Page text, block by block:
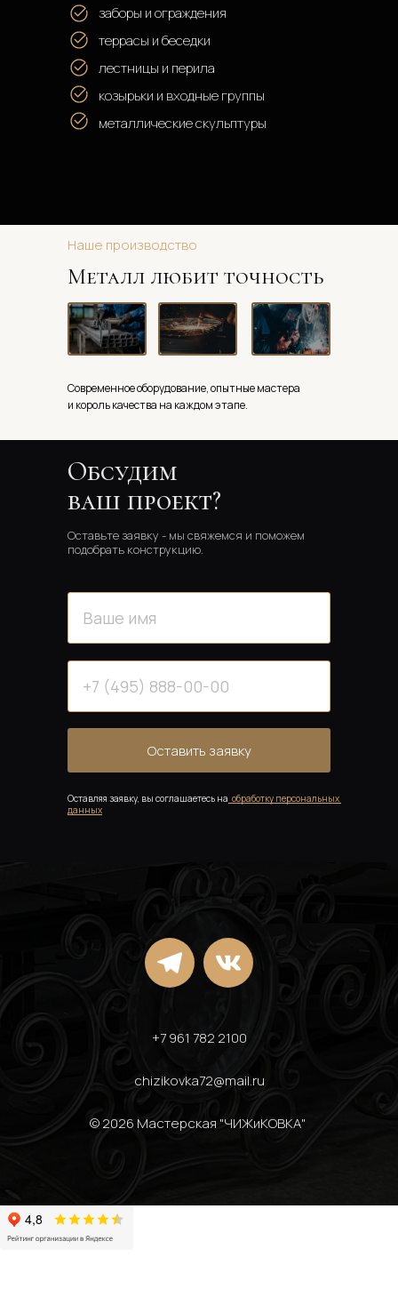
заборы и ограждения
террасы и беседки
лестницы и перила
козырьки и входные группы
металлические скульптуры
Наше производство
Металл любит точность
Современное оборудование, опытные мастера
и король качества на каждом этапе.
Обсудим
ваш проект?
Оставьте заявку - мы свяжемся и поможем
подобрать конструкцию.
Оставить заявку
Оставляя заявку, вы соглашаетесь на обработку персональных
данных
+7 961 782 2100
chizikovka72@mail.ru
© 2026 Мастерская "ЧИЖиКОВКА"